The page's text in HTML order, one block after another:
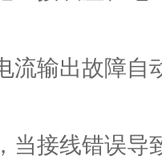
流输出故障自
当接线错误